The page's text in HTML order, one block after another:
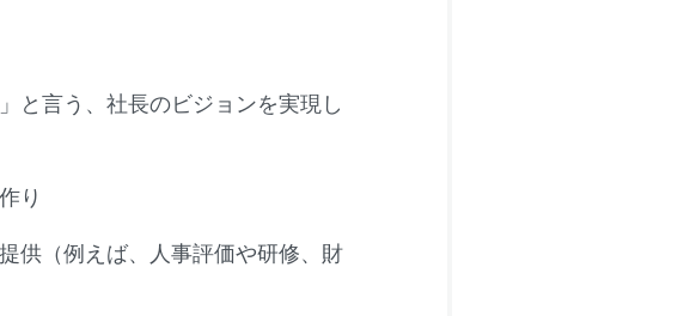
と言う、社長のビジョンを実現し
り
供（例えば、人事評価や研修、財